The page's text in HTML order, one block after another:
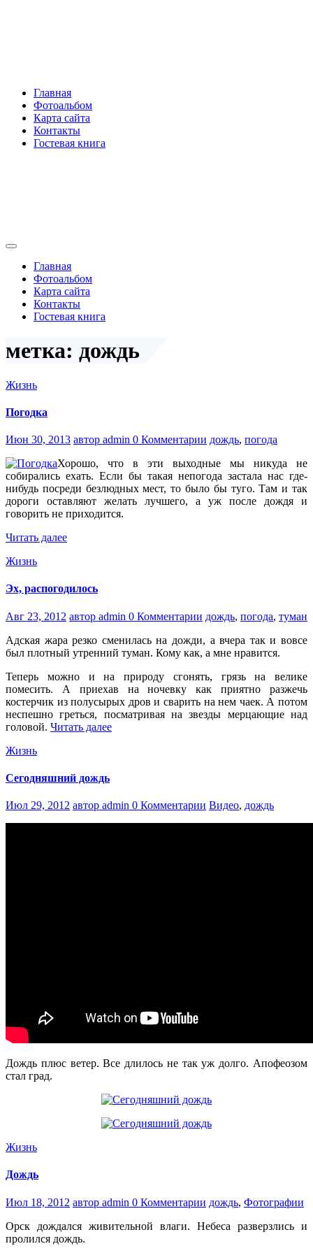
Главная
Фотоальбом
Карта сайта
Контакты
Гостевая книга
Главная
Фотоальбом
Карта сайта
Контакты
Гостевая книга
метка: дождь
Жизнь
Погодка
Июн 30, 2013 автор admin 0 Комментарии дождь, погода
Хорошо, что в эти выходные мы никуда не
собирались ехать. Если бы такая непогода застала нас где-
нибудь посреди безлюдных мест, то было бы туго. Там и так
дороги оставляют желать лучшего, а уж после дождя и
говорить не приходится.
Читать далее
Жизнь
Эх, распогодилось
Авг 23, 2012 автор admin 0 Комментарии дождь, погода, туман
Адская жара резко сменилась на дожди, а вчера так и вовсе
был плотный утренний туман. Кому как, а мне нравится.
Теперь можно и на природу сгонять, грязь на велике
помесить. А приехав на ночевку как приятно разжечь
костерчик из полусырых дров и сварить на нем чаек. А потом
неспешно греться, посматривая на звезды мерцающие над
головой. Читать далее
Жизнь
Сегодняшний дождь
Июл 29, 2012 автор admin 0 Комментарии Видео, дождь
Дождь плюс ветер. Все длилось не так уж долго. Апофеозом
стал град.
Жизнь
Дождь
Июл 18, 2012 автор admin 0 Комментарии дождь, Фотографии
Орск дождался живительной влаги. Небеса разверзлись и
пролился дождь.